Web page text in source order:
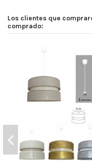
Los clientes que
comprado: